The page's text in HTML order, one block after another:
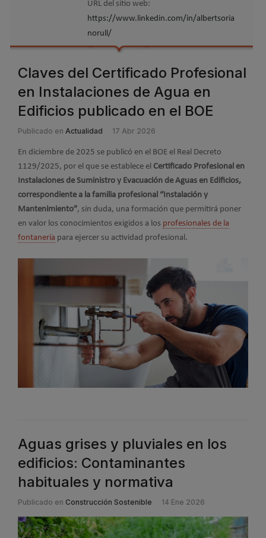
URL del sitio web:
https://www.linkedin.com/in/albertsoria
norull/
Claves del Certificado Profesional
en Instalaciones de Agua en
Edificios publicado en el BOE
Publicado en Actualidad 17 Abr 2026
En diciembre de 2025 se publicó en el BOE el Real Decreto
1129/2025, por el que se establece el Certificado Profesional en
Instalaciones de Suministro y Evacuación de Aguas en Edificios,
correspondiente a la familia profesional “Instalación y
Mantenimiento”, sin duda, una formación que permitirá poner
en valor los conocimientos exigidos a los profesionales de la
fontanería para ejercer su actividad profesional.
Aguas grises y pluviales en los
edificios: Contaminantes
habituales y normativa
Publicado en Construcción Sostenible 14 Ene 2026